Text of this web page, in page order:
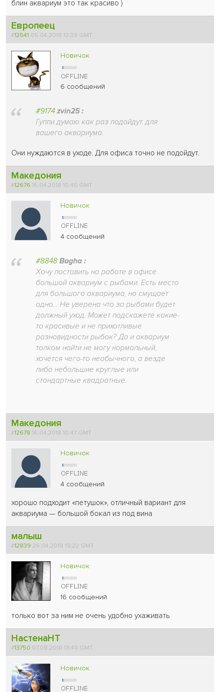
блин аквариум это так красиво )
Европеец
#12541 05.04.2018 12:39 GMT
Новичок
6 сообщений
#9174 zvin25 :
Гуппи думаю как раз подойдут. для
вашего аквариума.
Они нуждаются в уходе. Для офиса точно не подойдут.
Македония
#12676 16.04.2018 10:45 GMT
Новичок
4 сообщений
#8848 Bagha :
Хочу поставить на работе в офисе
большой аквариум с рыбами. Есть место
для большого аквариума, но смущает
одно… Не уверена что за рыбами будет
должный уход. Может подскажете какие-
то красивые и не прихотливые
разновидности рыбок? Да и аквариум
толком найти не могу нормальный,
хочется чего-то необычного, а везде
либо небольшие круглые или
стандартные квадратные.
Македония
#12678 16.04.2018 10:47 GMT
Новичок
4 сообщений
хорошо подходит «петушок», отличный вариант для
аквариума — большой бокал из под вина
малыш
#12839 26.04.2018 19:22 GMT
Новичок
16 сообщений
только вот за ним не очень удобно ухаживать
НастенаНТ
#13750 07.08.2018 13:40 GMT
Новичок